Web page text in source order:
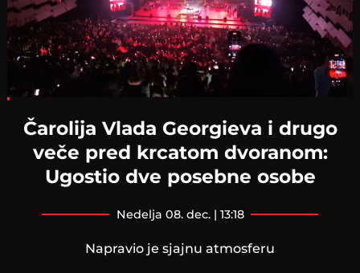
Čarolija Vlada Georgieva i drugo
veče pred krcatom dvoranom:
Ugostio dve posebne osobe
nedelja 08. dec. | 13:18
Napravio je sjajnu atmosferu